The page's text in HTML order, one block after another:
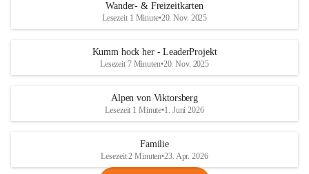
Wander- & Freizeitkarten
Lesezeit 1 Minute•20. Nov. 2025
Kumm hock her - LeaderProjekt
Lesezeit 7 Minuten•20. Nov. 2025
Alpen von Viktorsberg
Lesezeit 1 Minute•1. Juni 2026
Familie
Lesezeit 2 Minuten•23. Apr. 2026